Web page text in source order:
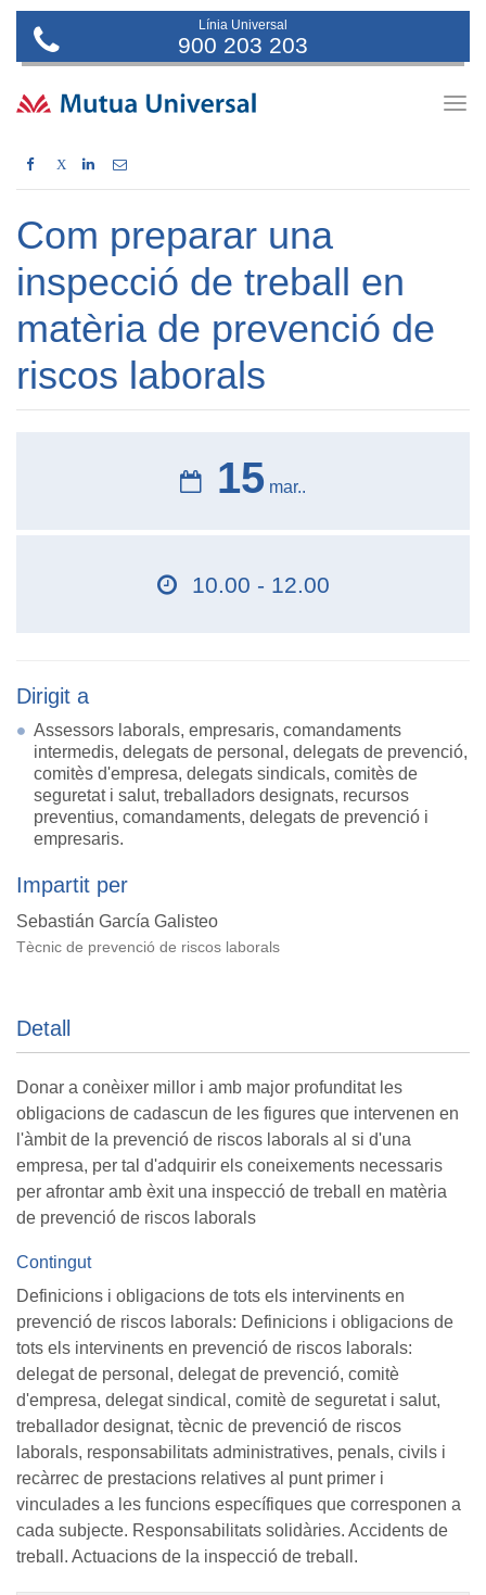
Línia Universal
900 203 203
X
Com preparar una
inspecció de treball en
matèria de prevenció de
riscos laborals
15 mar..
10.00 - 12.00
Dirigit a
Assessors laborals, empresaris, comandaments
intermedis, delegats de personal, delegats de prevenció,
comitès d'empresa, delegats sindicals, comitès de
seguretat i salut, treballadors designats, recursos
preventius, comandaments, delegats de prevenció i
empresaris.
Impartit per
Sebastián García Galisteo
Tècnic de prevenció de riscos laborals
Detall
Donar a conèixer millor i amb major profunditat les
obligacions de cadascun de les figures que intervenen en
l'àmbit de la prevenció de riscos laborals al si d'una
empresa, per tal d'adquirir els coneixements necessaris
per afrontar amb èxit una inspecció de treball en matèria
de prevenció de riscos laborals
Contingut
Definicions i obligacions de tots els intervinents en
prevenció de riscos laborals: Definicions i obligacions de
tots els intervinents en prevenció de riscos laborals:
delegat de personal, delegat de prevenció, comitè
d'empresa, delegat sindical, comitè de seguretat i salut,
treballador designat, tècnic de prevenció de riscos
laborals, responsabilitats administratives, penals, civils i
recàrrec de prestacions relatives al punt primer i
vinculades a les funcions específiques que corresponen a
cada subjecte. Responsabilitats solidàries. Accidents de
treball. Actuacions de la inspecció de treball.